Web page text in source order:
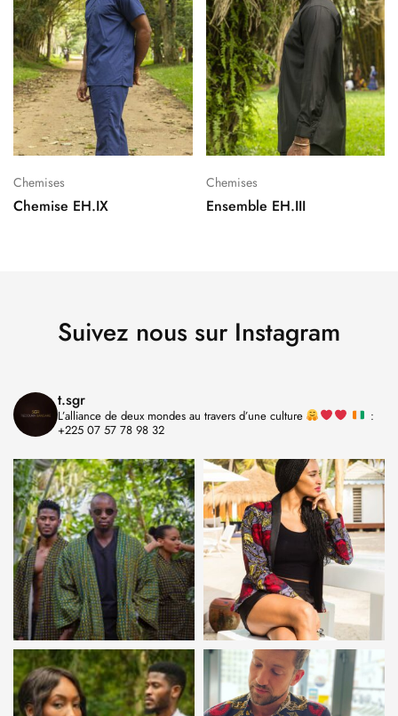
Chemises
Chemise EH.IX
Chemises
Ensemble EH.III
Suivez nous sur Instagram
t.sgr
L’alliance de deux mondes au travers d’une culture
:
+225 07 57 78 98 32